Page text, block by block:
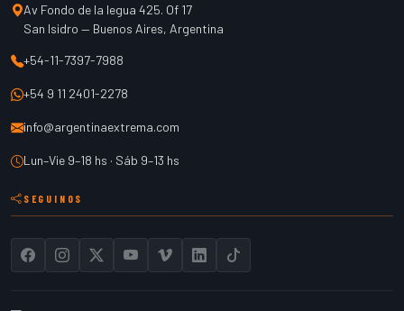
Av Fondo de la legua 425. Of 17
San Isidro — Buenos Aires, Argentina
+54-11-7397-7988
+54 9 11 2401-2278
info@argentinaextrema.com
Lun–Vie 9–18 hs · Sáb 9–13 hs
SEGUINOS